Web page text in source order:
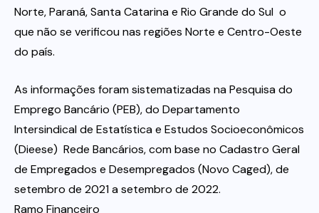
Norte, Paraná, Santa Catarina e Rio Grande do Sul  o
que não se verificou nas regiões Norte e Centro-Oeste
do país.
As informações foram sistematizadas na Pesquisa do
Emprego Bancário (PEB), do Departamento
Intersindical de Estatística e Estudos Socioeconômicos
(Dieese)  Rede Bancários, com base no Cadastro Geral
de Empregados e Desempregados (Novo Caged), de
setembro de 2021 a setembro de 2022.
Ramo Financeiro